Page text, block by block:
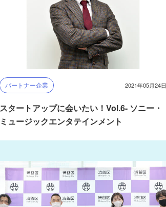
パートナー企業 2021年05月24日
スタートアップに会いたい！Vol.6- ソニー・
ミュージックエンタテインメント